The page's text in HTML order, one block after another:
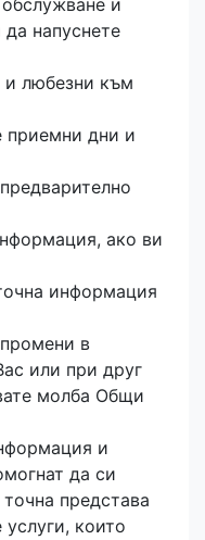
и
напуснете
и любезни към
приемни дни и
ако ви
информация
в
или при друг
молба Общи
и
да си
представа
които